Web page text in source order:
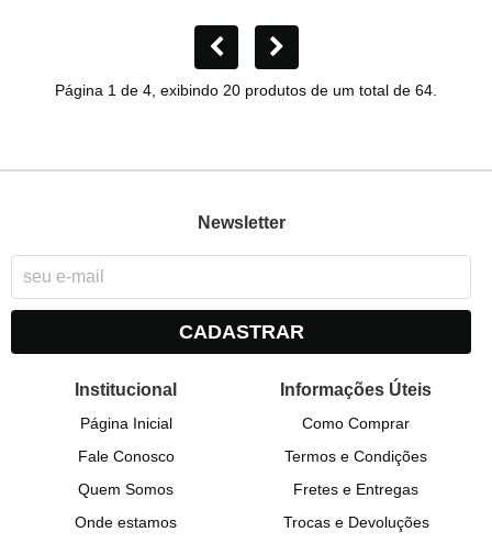
Página 1 de 4, exibindo 20 produtos de um total de 64.
Newsletter
CADASTRAR
Institucional
Página Inicial
Fale Conosco
Quem Somos
Onde estamos
Informações Úteis
Como Comprar
Termos e Condições
Fretes e Entregas
Trocas e Devoluções